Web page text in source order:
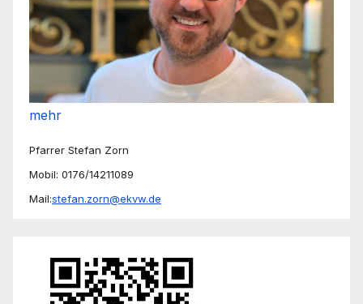
mehr
Pfarrer Stefan Zorn
Mobil: 0176/14211089
Mail:stefan.zorn@ekvw.de